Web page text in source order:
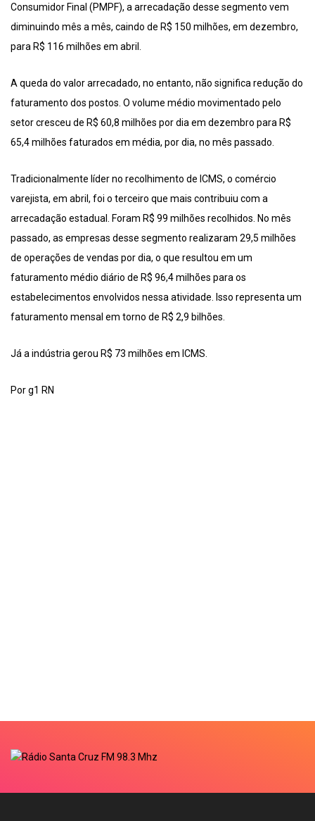
Consumidor Final (PMPF), a arrecadação desse segmento vem
diminuindo mês a mês, caindo de R$ 150 milhões, em dezembro,
para R$ 116 milhões em abril.
A queda do valor arrecadado, no entanto, não significa redução do
faturamento dos postos. O volume médio movimentado pelo
setor cresceu de R$ 60,8 milhões por dia em dezembro para R$
65,4 milhões faturados em média, por dia, no mês passado.
Tradicionalmente líder no recolhimento de ICMS, o comércio
varejista, em abril, foi o terceiro que mais contribuiu com a
arrecadação estadual. Foram R$ 99 milhões recolhidos. No mês
passado, as empresas desse segmento realizaram 29,5 milhões
de operações de vendas por dia, o que resultou em um
faturamento médio diário de R$ 96,4 milhões para os
estabelecimentos envolvidos nessa atividade. Isso representa um
faturamento mensal em torno de R$ 2,9 bilhões.
Já a indústria gerou R$ 73 milhões em ICMS.
Por g1 RN